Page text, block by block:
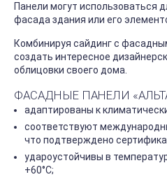
Панели могут использоваться
фасада здания или его
Комбинируя сайдинг с
создать интересное
облицовки своего дома.
ФАСАДНЫЕ ПАНЕЛИ
адаптированы к
соответствуют
что подтверждено
удароустойчивы в
+60°С;